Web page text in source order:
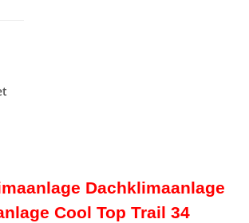
Dachklimaanlage
Cool Top Trail 34